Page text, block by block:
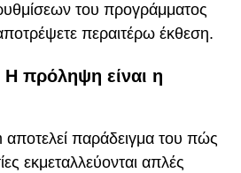
του προγράμματος
περαιτέρω έκθεση.
Η πρόληψη είναι η
παράδειγμα του πώς
εκμεταλλεύονται απλές